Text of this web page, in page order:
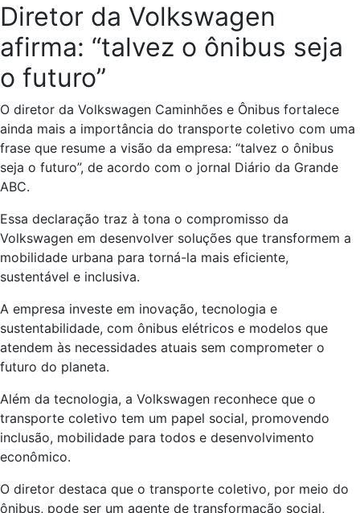
Diretor da Volkswagen
afirma: “talvez o ônibus seja
o futuro”
O diretor da Volkswagen Caminhões e Ônibus fortalece
ainda mais a importância do transporte coletivo com uma
frase que resume a visão da empresa: “talvez o ônibus
seja o futuro”, de acordo com o jornal Diário da Grande
ABC.
Essa declaração traz à tona o compromisso da
Volkswagen em desenvolver soluções que transformem a
mobilidade urbana para torná-la mais eficiente,
sustentável e inclusiva.
A empresa investe em inovação, tecnologia e
sustentabilidade, com ônibus elétricos e modelos que
atendem às necessidades atuais sem comprometer o
futuro do planeta.
Além da tecnologia, a Volkswagen reconhece que o
transporte coletivo tem um papel social, promovendo
inclusão, mobilidade para todos e desenvolvimento
econômico.
O diretor destaca que o transporte coletivo, por meio do
ônibus, pode ser um agente de transformação social,